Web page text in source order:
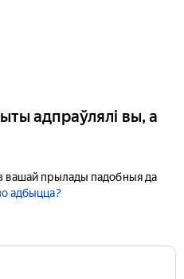
адпраўлялі вы, а
вашай прылады падобныя да
адбыцца?